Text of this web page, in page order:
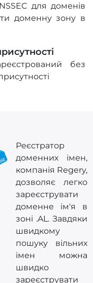
для доменів
доменну зону в
без
Реєстратор
доменних імен,
компанія Regery,
дозволяє легко
зареєструвати
доменне ім'я в
зоні .AL. Завдяки
швидкому
пошуку вільних
імен можна
швидко
зареєструвати